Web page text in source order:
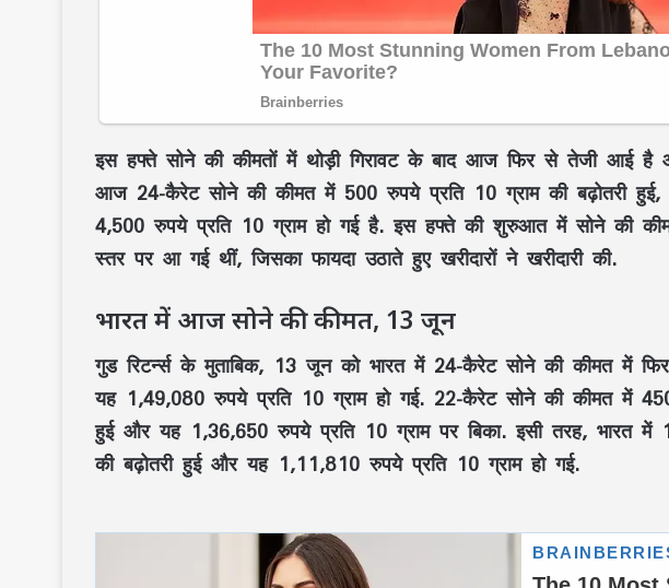
इस हफ्ते सोने की कीमतों में थोड़ी गिरावट के बाद आज फिर से तेजी आई है
आज 24-कैरेट सोने की कीमत में 500 रुपये प्रति 10 ग्राम की बढ़ोतरी हुई,
4,500 रुपये प्रति 10 ग्राम हो गई है. इस हफ्ते की शुरुआत में सोने की
स्तर पर आ गई थीं, जिसका फायदा उठाते हुए खरीदारों ने खरीदारी की.
भारत में आज सोने की कीमत, 13 जून
गुड रिटर्न्स के मुताबिक, 13 जून को भारत में 24-कैरेट सोने की कीमत में
यह 1,49,080 रुपये प्रति 10 ग्राम हो गई. 22-कैरेट सोने की कीमत में
हुई और यह 1,36,650 रुपये प्रति 10 ग्राम पर बिका. इसी तरह, भारत
की बढ़ोतरी हुई और यह 1,11,810 रुपये प्रति 10 ग्राम हो गई.